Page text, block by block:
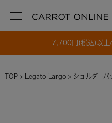
7,700円(税込)以上
TOP Legato Largo ショルダーバ